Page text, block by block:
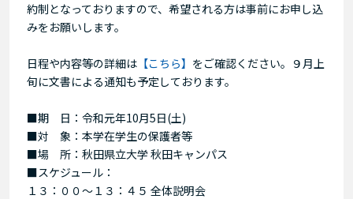
約制となっておりますので、希望される方は事前にお申し込
みをお願いします。
日程や内容等の詳細は 【こちら】 をご確認ください。９月上
旬に文書による通知も予定しております。
■期 日：令和元年10月5日(土)
■対 象：本学在学生の保護者等
■場 所：秋田県立大学 秋田キャンパス
■スケジュール：
１３：００～１３：４５ 全体説明会